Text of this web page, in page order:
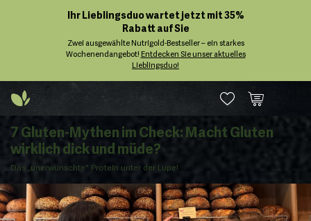
Ihr Lieblingsduo wartet jetzt mit 35%
Rabatt auf Sie
Zwei ausgewählte Nutrigold-Bestseller – ein starkes
Wochenendangebot! Entdecken Sie unser aktuelles
Lieblingsduo!
7 Gluten-Mythen im Check: Macht Gluten
wirklich dick und müde?
Das „unerwünschte" Protein unter der Lupe!